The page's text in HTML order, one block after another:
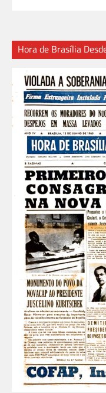
Hora de Brasília